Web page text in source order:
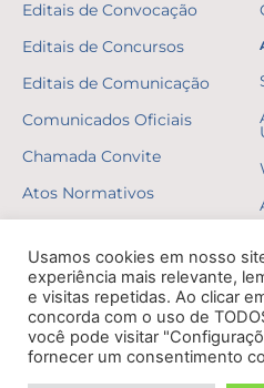
Editais de Convocação
Editais de Concursos
Editais de Comunicação
Comunicados Oficiais
Chamada Convite
Atos Normativos
Gabaritos
Formulários
Erratas
Usamos cookies em nosso
experiência mais relevante,
e visitas repetidas. Ao clicar
concorda com o uso de
você pode visitar
fornecer um consentimento